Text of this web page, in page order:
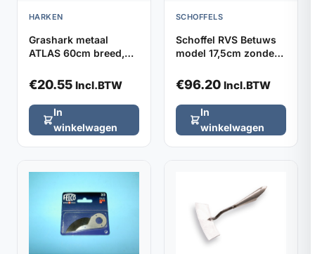
HARKEN
Grashark metaal
ATLAS 60cm breed,
steel)
€20.55 Incl.BTW
In
winkelwagen
SCHOFFELS
Schoffel RVS Betuws
model 17,5cm zonder
€96.20 Incl.BTW
In
winkelwagen